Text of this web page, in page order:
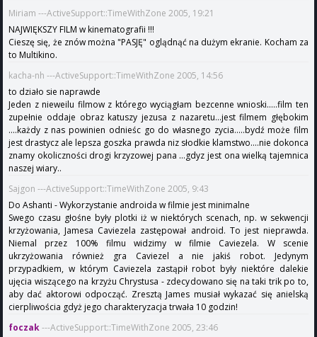
Miriam ---ActiveSupport::TimeWithZone 2005, 19:21
NAJWIĘKSZY FILM w kinematografii !!!
Cieszę się, że znów można "PASJĘ" oglądnąć na dużym ekranie. Kocham za
to Multikino.
kacha-nh ---ActiveSupport::TimeWithZone 2005, 14:56
to działo sie naprawde
Jeden z nieweilu filmow z którego wyciągłam bezcenne wnioski.....film ten
zupełnie oddaje obraz katuszy jezusa z nazaretu...jest filmem głębokim
....każdy z nas powinien odnieśc go do własnego zycia.....bydź może film
jest drastycz ale lepsza goszka prawda niz słodkie klamstwo....nie dokonca
znamy okoliczności drogi krzyzowej pana ...gdyz jest ona wielką tajemnica
naszej wiary..
Sajgon ---ActiveSupport::TimeWithZone 2005, 9:43
Do Ashanti - Wykorzystanie androida w filmie jest minimalne
Swego czasu głośne były plotki iż w niektórych scenach, np. w sekwencji
krzyżowania, Jamesa Caviezela zastępował android. To jest nieprawda.
Niemal przez 100% filmu widzimy w filmie Caviezela. W scenie
ukrzyżowania również gra Caviezel a nie jakiś robot. Jedynym
przypadkiem, w którym Caviezela zastąpił robot były niektóre dalekie
ujęcia wiszącego na krzyżu Chrystusa - zdecydowano się na taki trik po to,
aby dać aktorowi odpocząć. Zresztą James musiał wykazać się anielską
cierpliwościa gdyż jego charakteryzacja trwała 10 godzin!
foczak---ActiveSupport::TimeWithZone 2005, 23:46